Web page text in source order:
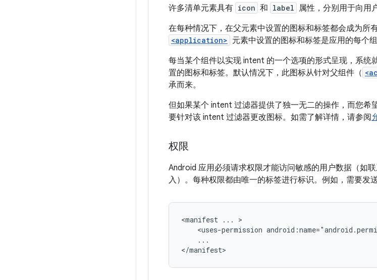
许多清单元素具有 icon 和 label 属性，分别用于向用
在每种情况下，在父元素中设置的图标和标签都会成为所
<application> 元素中设置的图标和标签是应用的每个
每当某个组件以实现 intent 的一个选项的形式呈现，系统
置的图标和标签。默认情况下，此图标从针对父组件（
承而来。
但如果某个 intent 过滤器提供了独一无二的操作，而您
要针对该 intent 过滤器更改图标。如需了解详情，请参阅
权限
Android 应用必须请求权限才能访问敏感的用户数据（如
入）。每种权限都由唯一的标签进行标识。例如，需要发
<manifest ...
<uses-permission
...
</manifest>